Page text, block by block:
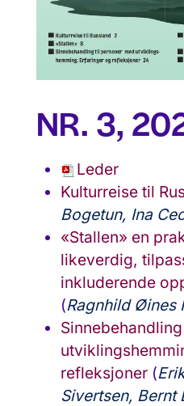
NR. 3,
Leder
Kulturreise til
Bogetun, Ina
«Stallen» en
likeverdig,
inkluderende
(Ragnhild Øines
refleksjoner (
Sivertsen, Bernt